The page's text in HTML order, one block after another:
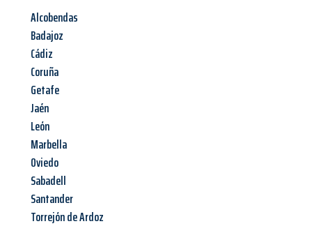
Alcobendas
Badajoz
Cádiz
Coruña
Getafe
Jaén
León
Marbella
Oviedo
Sabadell
Santander
Torrejón de Ardoz